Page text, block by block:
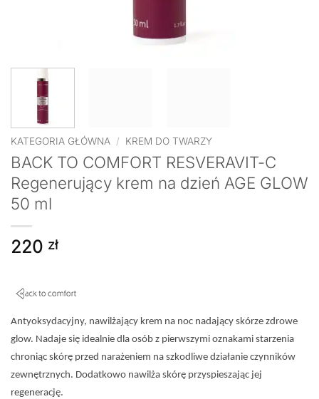
KATEGORIA GŁÓWNA / KREM DO TWARZY
BACK TO COMFORT RESVERAVIT-C
Regenerujący krem na dzień AGE GLOW
50 ml
220 zł
Antyoksydacyjny, nawilżający krem na noc nadający skórze zdrowe
glow. Nadaje się idealnie dla osób z pierwszymi oznakami starzenia
chroniąc skórę przed narażeniem na szkodliwe działanie czynników
zewnętrznych. Dodatkowo nawilża skórę przyspieszając jej
regenerację.